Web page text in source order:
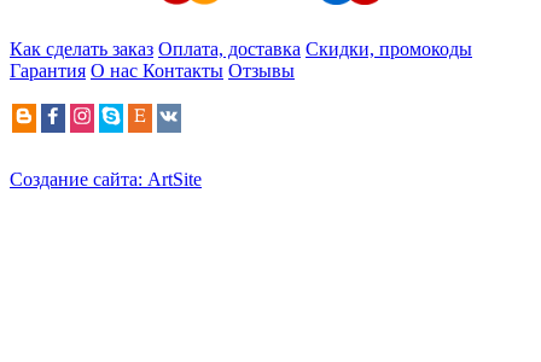
Как сделать заказ Оплата, доставка Скидки, промокоды
Гарантия О нас Контакты Отзывы
Создание сайта: ArtSite